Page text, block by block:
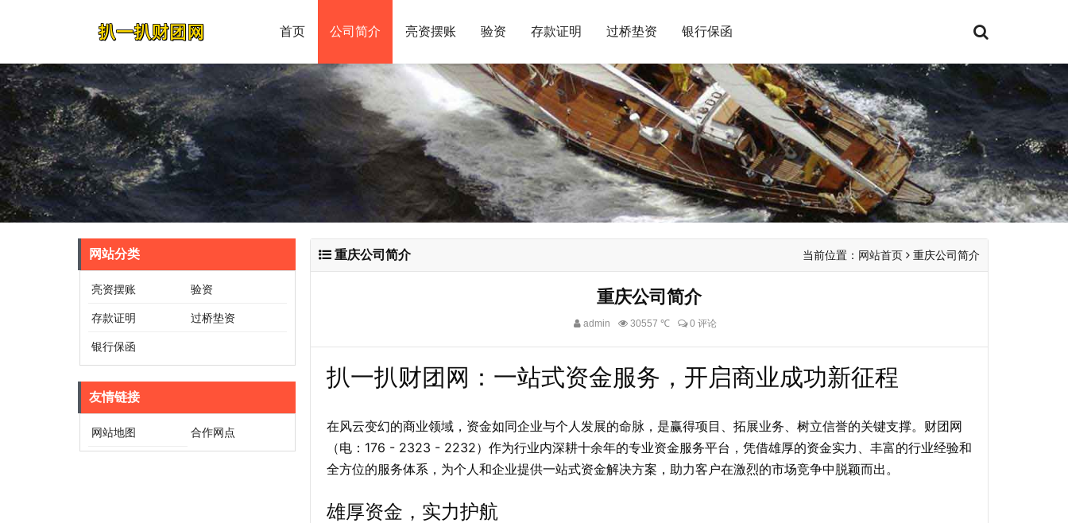
首页 公司简介 亮资摆账 验资 存款证明 过桥垫资 银行保函
当前位置： 网站首页 重庆公司简介
重庆公司简介
重庆公司简介
admin 30557 ℃ 0 评论
扒一扒财团网：一站式资金服务，开启商业成功新征程
在风云变幻的商业领域，资金如同企业与个人发展的命脉，是赢得项目、拓展业务、树立信誉的关键支撑。财团网
（电：176 - 2323 - 2232）作为行业内深耕十余年的专业资金服务平台，凭借雄厚的资金实力、丰富的行业经验和
全方位的服务体系，为个人和企业提供一站式资金解决方案，助力客户在激烈的市场竞争中脱颖而出。
雄厚资金，实力护航
网站分类
亮资摆账 验资
存款证明 过桥垫资
银行保函
友情链接
网站地图 合作网点